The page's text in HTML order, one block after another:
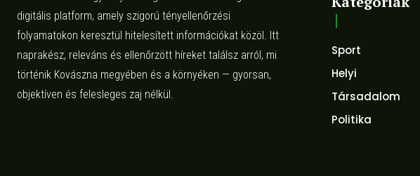
digitális platform, amely szigorú tényellenőrzési
folyamatokon keresztül hitelesített információkat közöl. Itt
naprakész, releváns és ellenőrzött híreket találsz arról, mi
történik Kovászna megyében és a környéken — gyorsan,
objektíven és felesleges zaj nélkül.
Sport
Helyi
Társadalom
Politika